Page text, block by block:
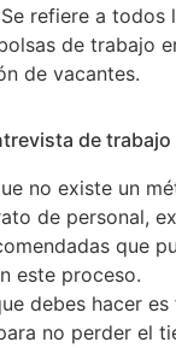
refiere a
de trabajo
de vacantes.
de trabajo
no existe un
de personal,
que
este proceso.
debes hacer
no perder el